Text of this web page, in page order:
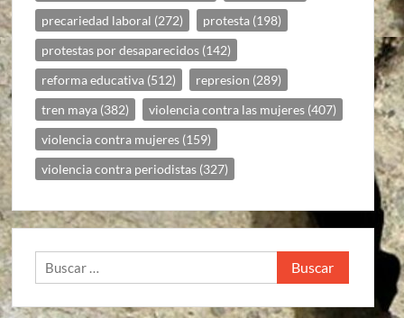
precariedad laboral (272) protesta (198)
protestas por desaparecidos (142)
reforma educativa (512) represion (289)
tren maya (382) violencia contra las mujeres (407)
violencia contra mujeres (159)
violencia contra periodistas (327)
Buscar: